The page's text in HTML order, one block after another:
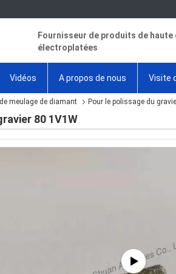
Fournisseur de produits de
électroplatées
Vidéos A propos de nous Visite
meulage de diamant Pour le polissage du
80 1V1W